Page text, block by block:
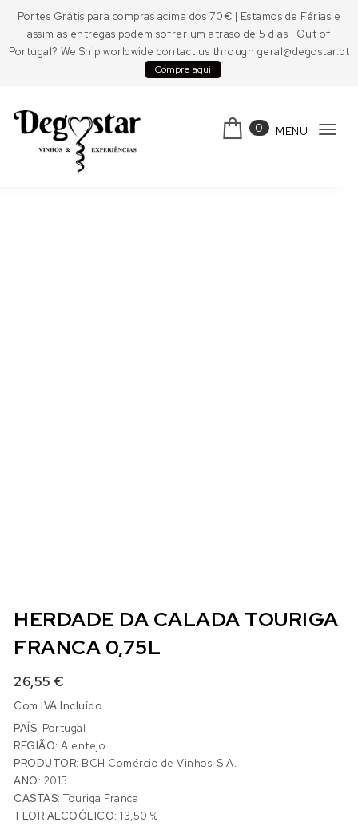
Portes Grátis para compras acima dos 70€ | Estamos de Férias e
assim as entregas podem sofrer um atraso de 5 dias | Out of
Portugal? We Ship worldwide contact us through geral@degostar.pt
Compre aqui
0 MENU
HERDADE DA CALADA TOURIGA
FRANCA 0,75L
26,55€
Com IVA Incluído
PAÍS: Portugal
REGIÃO: Alentejo
PRODUTOR: BCH Comércio de Vinhos, S.A.
ANO: 2015
CASTAS: Touriga Franca
TEOR ALCOÓLICO:13,50 %